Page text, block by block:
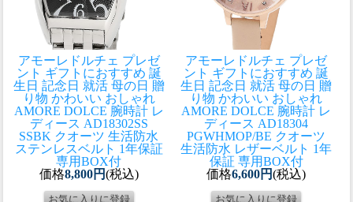
アモーレドルチェ プレゼ
ント ギフトにおすすめ 誕
生日 記念日 就活 母の日 贈
り物 かわいい おしゃれ
AMORE DOLCE 腕時計 レ
ディース AD18302SS
SSBK クオーツ 生活防水
ステンレスベルト 1年保証
専用BOX付
価格8,800円(税込)
アモーレドルチェ プレゼ
ント ギフトにおすすめ 誕
生日 記念日 就活 母の日 贈
り物 かわいい おしゃれ
AMORE DOLCE 腕時計 レ
ディース AD18304
PGWHMOP/BE クオーツ
生活防水 レザーベルト 1年
保証 専用BOX付
価格6,600円(税込)